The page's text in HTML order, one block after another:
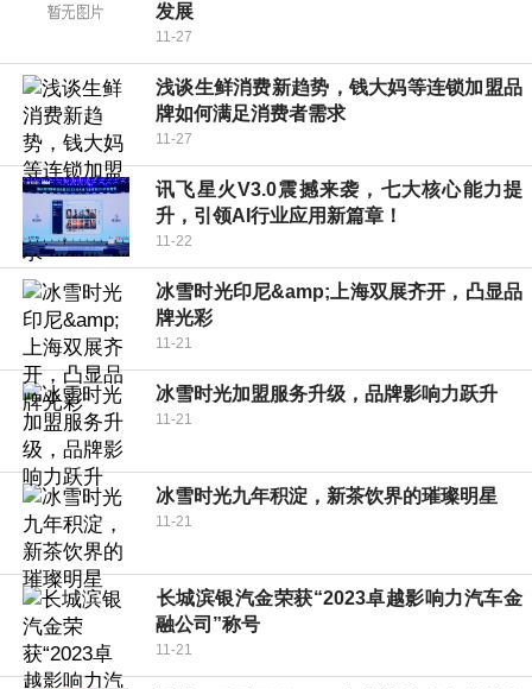
发展
11-27
浅谈生鲜消费新趋势，钱大妈等连锁加盟品
牌如何满足消费者需求
11-27
讯飞星火V3.0震撼来袭，七大核心能力提
升，引领AI行业应用新篇章！
11-22
冰雪时光印尼&amp;上海双展齐开，凸显品
牌光彩
11-21
冰雪时光加盟服务升级，品牌影响力跃升
11-21
冰雪时光九年积淀，新茶饮界的璀璨明星
11-21
​长城滨银汽金荣获“2023卓越影响力汽车金
融公司”称号
11-21